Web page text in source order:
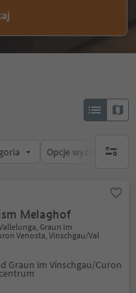
Opcje wyżywieniabrak
Melaghof
Graun im
Venosta, Vinschgau/Val
Graun im Vinschgau/Curon